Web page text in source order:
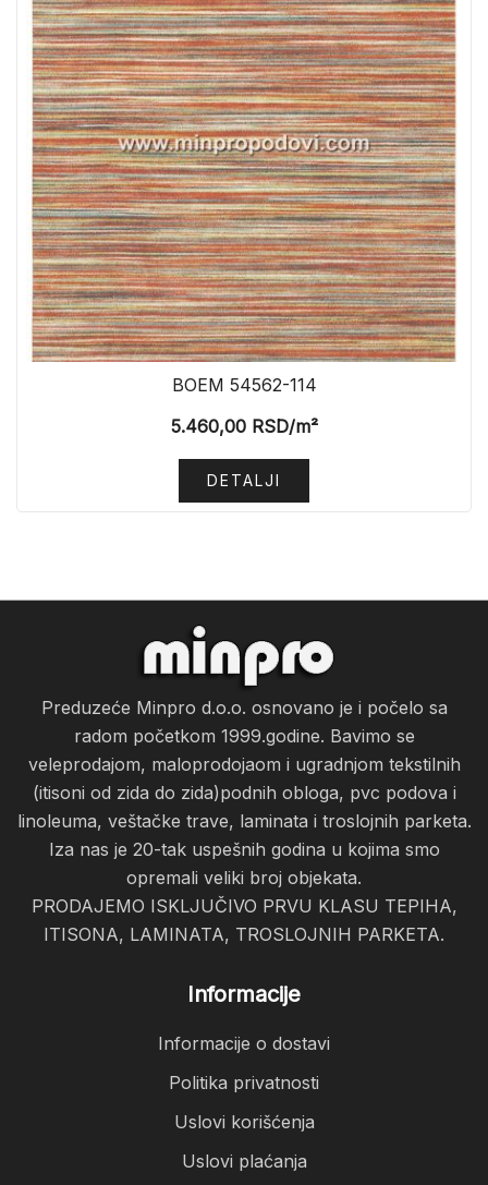
BOEM 54562-114
5.460,00RSD/m²
DETALJI
Preduzeće Minpro d.o.o. osnovano je i počelo sa
radom početkom 1999.godine. Bavimo se
veleprodajom, maloprodojaom i ugradnjom tekstilnih
(itisoni od zida do zida)podnih obloga, pvc podova i
linoleuma, veštačke trave, laminata i troslojnih parketa.
Iza nas je 20-tak uspešnih godina u kojima smo
opremali veliki broj objekata.
PRODAJEMO ISKLJUČIVO PRVU KLASU TEPIHA,
ITISONA, LAMINATA, TROSLOJNIH PARKETA.
Informacije
Informacije o dostavi
Politika privatnosti
Uslovi korišćenja
Uslovi plaćanja